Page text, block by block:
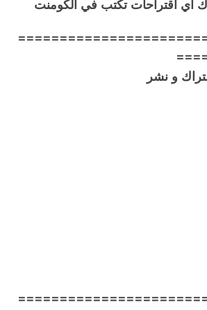
اي اقتراحات تكتب في الكومنت
و نشر